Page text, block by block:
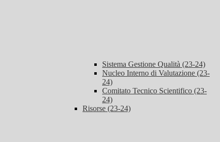
Sistema Gestione Qualità (23-24)
Nucleo Interno di Valutazione (23-
24)
Comitato Tecnico Scientifico (23-
24)
Risorse (23-24)